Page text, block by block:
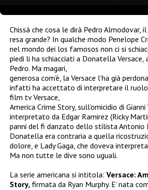
Chissà che cosa le dirà Pedro Almodovar,
resa grande? In qualche modo Penelope
nel mondo dei los famosos non ci si
piedi li ha schiacciati a Donatella Versace,
Pedro. Ma magari,
generosa com’è, la Versace l’ha già
infatti ha accettato di interpretare il
film tv Versace,
America Crime Story, sull’omicidio di Gianni
interpretato da Edgar Ramirez (Ricky
panni del fi danzato dello stilista Antonio
Donatella era contraria a quella
dolore, e Lady Gaga, che doveva
Ma non tutte le dive sono uguali.
La serie americana si intitola: Versace:
Story, firmata da Ryan Murphy. E’ nata